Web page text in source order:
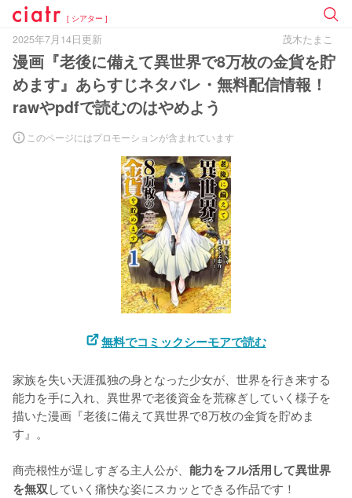
[ シアター ]
2025年7月14日更新 茂木たまこ
漫画『老後に備えて異世界で8万枚の金貨を貯
めます』あらすじネタバレ・無料配信情報！
rawやpdfで読むのはやめよう
このページにはプロモーションが含まれています
無料でコミックシーモアで読む
家族を失い天涯孤独の身となった少女が、世界を行き来する
能力を手に入れ、異世界で老後資金を荒稼ぎしていく様子を
描いた漫画『老後に備えて異世界で8万枚の金貨を貯めま
す』。
商売根性が逞しすぎる主人公が、 能力をフル活用して異世界
を無双していく痛快な姿にスカッとできる作品です！